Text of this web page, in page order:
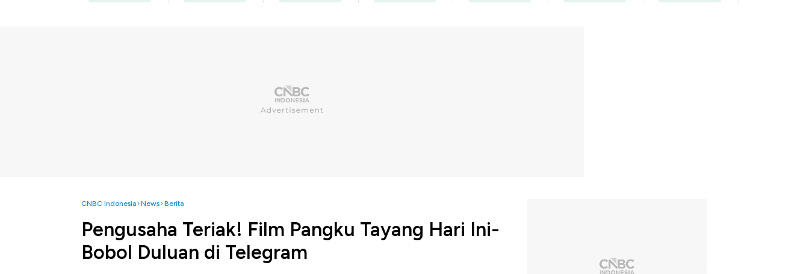
CNBC Indonesia News Berita
Pengusaha Teriak! Film Pangku Tayang Hari Ini-
Bobol Duluan di Telegram